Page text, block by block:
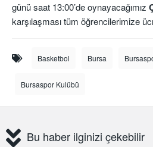
günü saat 13:00’de oynayacağımız
karşılaşması tüm öğrencilerimize
Basketbol Bursa
Bursaspor Kulübü
Bu haber ilginizi çekebilir